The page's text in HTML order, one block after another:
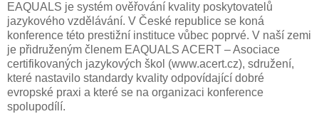
EAQUALS je systém ověřování kvality poskytovatelů
jazykového vzdělávání. V České republice se koná
konference této prestižní instituce vůbec poprvé. V naší zemi
je přidruženým členem EAQUALS ACERT – Asociace
certifikovaných jazykových škol (www.acert.cz), sdružení,
které nastavilo standardy kvality odpovídající dobré
evropské praxi a které se na organizaci konference
spolupodílí.